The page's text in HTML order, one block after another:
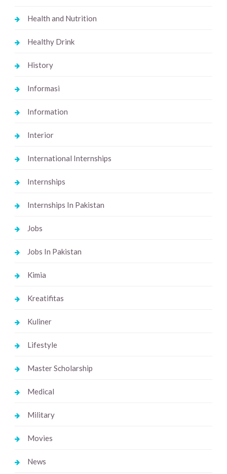
Health and Nutrition
Healthy Drink
History
Informasi
Information
Interior
International Internships
Internships
Internships In Pakistan
Jobs
Jobs In Pakistan
Kimia
Kreatifitas
Kuliner
Lifestyle
Master Scholarship
Medical
Military
Movies
News